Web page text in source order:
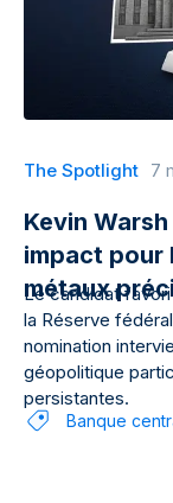
The Spotlight 7
Kevin
impact pour
métaux
Le candidat
la Réserve
nomination
géopolitique
persistantes.
Banque